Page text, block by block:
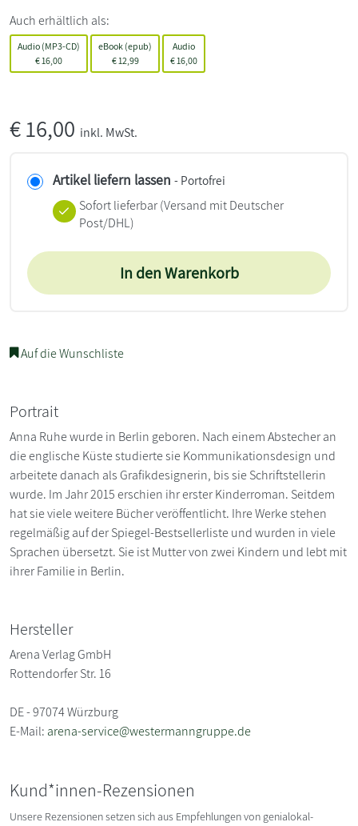
Auch erhältlich als:
Audio (MP3-CD)
€16,00
eBook (epub)
€12,99
Audio
€16,00
€16,00 inkl. MwSt.
Artikel liefern lassen - Portofrei
Sofort lieferbar(Versand mit Deutscher
Post/DHL)
In den Warenkorb
Auf die Wunschliste
Portrait
Anna Ruhe wurde in Berlin geboren. Nach einem Abstecher an
die englische Küste studierte sie Kommunikationsdesign und
arbeitete danach als Grafikdesignerin, bis sie Schriftstellerin
wurde. Im Jahr 2015 erschien ihr erster Kinderroman. Seitdem
hat sie viele weitere Bücher veröffentlicht. Ihre Werke stehen
regelmäßig auf der Spiegel-Bestsellerliste und wurden in viele
Sprachen übersetzt. Sie ist Mutter von zwei Kindern und lebt mit
ihrer Familie in Berlin.
Hersteller
Arena Verlag GmbH
Rottendorfer Str. 16
DE - 97074 Würzburg
E-Mail: arena-service@westermanngruppe.de
Kund*innen-Rezensionen
Unsere Rezensionen setzen sich aus Empfehlungen von genialokal-